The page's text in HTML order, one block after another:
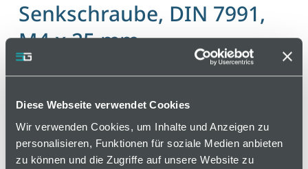
Diese Webseite verwendet Cookies
Wir verwenden Cookies, um Inhalte und Anzeigen zu
personalisieren, Funktionen für soziale Medien anbieten
zu können und die Zugriffe auf unsere Website zu
Senkschraube, DIN 7991,
M4 x 25 mm
Artikelnummer 110000108 / Alte Materialnummer:
Normschraube